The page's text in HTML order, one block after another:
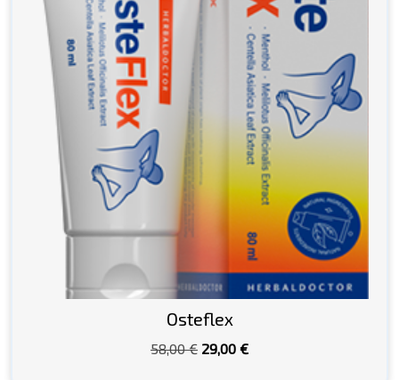
Osteflex
58,00€ Pôvodná
29,00 €Aktuálna